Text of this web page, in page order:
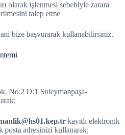
olarak işlenmesi sebebiyle zarara
talep etme
bize başvurarak kullanabilirsiniz.
No:2 D:1 Suleymanpaşa-
kayıtlı elektronik
posta adresinizi kullanarak;